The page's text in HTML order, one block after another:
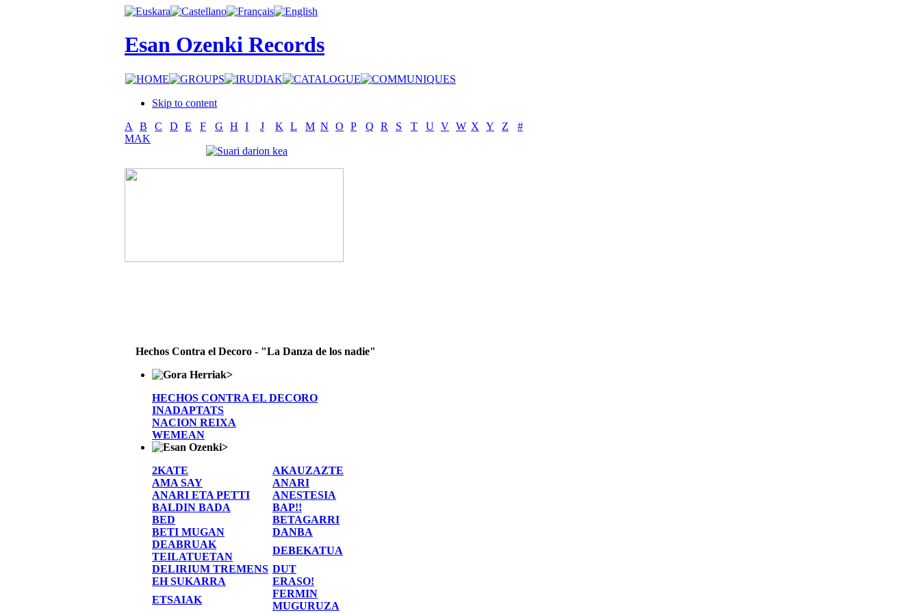
Esan Ozenki Records
Skip to content
A
B C D E F G H I J K L M N O P Q R S T U V W X Y Z
#
MAK
Hechos Contra el Decoro - "La Danza de los nadie"
>
HECHOS CONTRA EL DECORO
INADAPTATS
NACION REIXA
WEMEAN
>
2KATE
AKAUZAZTE
AMA SAY
ANARI
ANARI ETA PETTI
ANESTESIA
BALDIN BADA
BAP!!
BED
BETAGARRI
BETI MUGAN
DANBA
DEABRUAK
TEILATUETAN
DEBEKATUA
DELIRIUM TREMENS DUT
EH SUKARRA
ERASO!
ETSAIAK
FERMIN
MUGURUZA